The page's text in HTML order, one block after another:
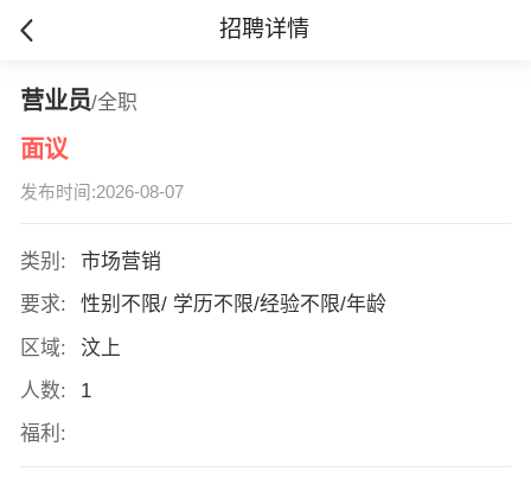
招聘详情
营业员/全职
面议
发布时间:2026-08-07
类别:
市场营销
要求:
性别不限/ 学历不限/经验不限/年龄
区域:
汶上
人数:
1
福利: